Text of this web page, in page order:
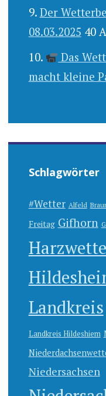
Der
08.03.2025 40
Das
macht kleine
Schlagwörter
#Wetter Alfeld
Freitag Gifhorn
Landkreis
Landkreis Hildeshiem
Niedersachsen